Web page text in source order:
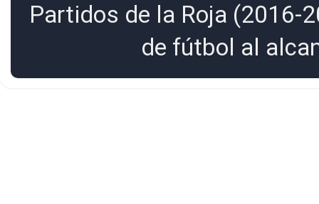
Partidos de la Roja (2016-
de fútbol al